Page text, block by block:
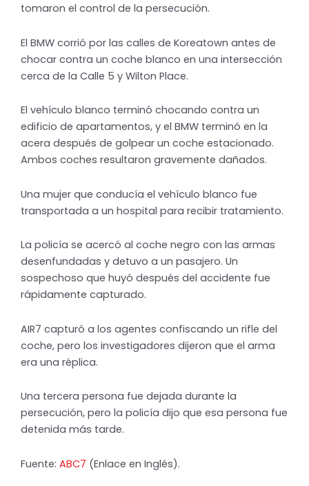
tomaron el control de la persecución.
El BMW corrió por las calles de Koreatown antes de
chocar contra un coche blanco en una intersección
cerca de la Calle 5 y Wilton Place.
El vehículo blanco terminó chocando contra un
edificio de apartamentos, y el BMW terminó en la
acera después de golpear un coche estacionado.
Ambos coches resultaron gravemente dañados.
Una mujer que conducía el vehículo blanco fue
transportada a un hospital para recibir tratamiento.
La policía se acercó al coche negro con las armas
desenfundadas y detuvo a un pasajero. Un
sospechoso que huyó después del accidente fue
rápidamente capturado.
AIR7 capturó a los agentes confiscando un rifle del
coche, pero los investigadores dijeron que el arma
era una réplica.
Una tercera persona fue dejada durante la
persecución, pero la policía dijo que esa persona fue
detenida más tarde.
Fuente: ABC7 (Enlace en Inglés).